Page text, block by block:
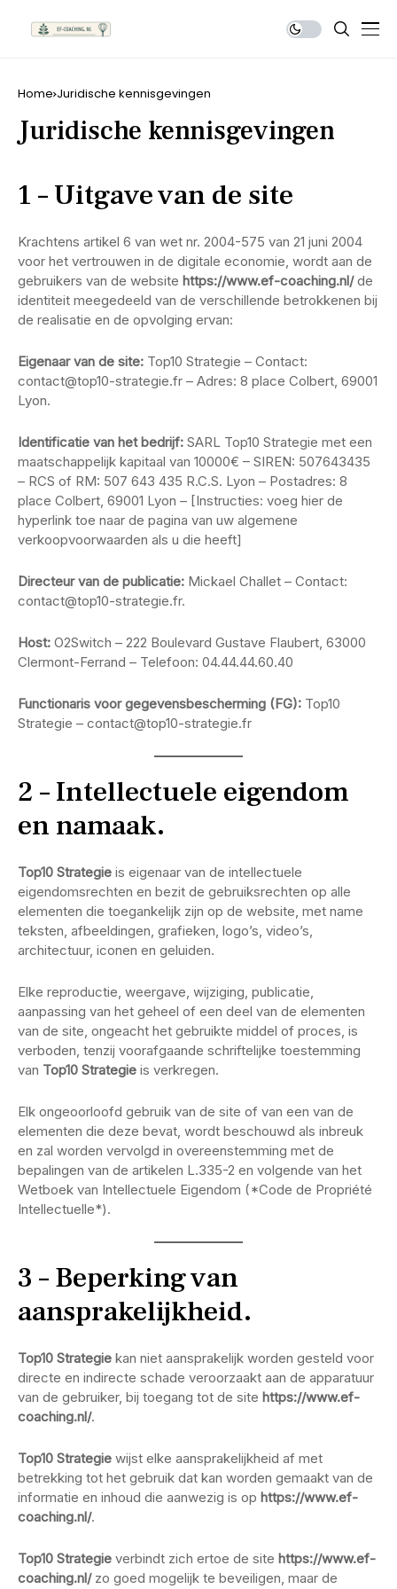
Home Juridische kennisgevingen
Juridische kennisgevingen
1 – Uitgave van de site
Krachtens artikel 6 van wet nr. 2004-575 van 21 juni 2004
voor het vertrouwen in de digitale economie, wordt aan de
gebruikers van de website https://www.ef-coaching.nl/de
identiteit meegedeeld van de verschillende betrokkenen bij
de realisatie en de opvolging ervan:
Eigenaar van de site: Top10 Strategie – Contact:
contact@top10-strategie.fr – Adres: 8 place Colbert, 69001
Lyon.
Identificatie van het bedrijf: SARL Top10 Strategie met een
maatschappelijk kapitaal van 10000€ – SIREN: 507643435
– RCS of RM: 507 643 435 R.C.S. Lyon – Postadres: 8
place Colbert, 69001 Lyon – [Instructies: voeg hier de
hyperlink toe naar de pagina van uw algemene
verkoopvoorwaarden als u die heeft]
Directeur van de publicatie: Mickael Challet – Contact:
contact@top10-strategie.fr.
Host: O2Switch – 222 Boulevard Gustave Flaubert, 63000
Clermont-Ferrand – Telefoon: 04.44.44.60.40
Functionaris voor gegevensbescherming (FG): Top10
Strategie – contact@top10-strategie.fr
2 – Intellectuele eigendom
en namaak.
Top10 Strategie is eigenaar van de intellectuele
eigendomsrechten en bezit de gebruiksrechten op alle
elementen die toegankelijk zijn op de website, met name
teksten, afbeeldingen, grafieken, logo’s, video’s,
architectuur, iconen en geluiden.
Elke reproductie, weergave, wijziging, publicatie,
aanpassing van het geheel of een deel van de elementen
van de site, ongeacht het gebruikte middel of proces, is
verboden, tenzij voorafgaande schriftelijke toestemming
van Top10 Strategie is verkregen.
Elk ongeoorloofd gebruik van de site of van een van de
elementen die deze bevat, wordt beschouwd als inbreuk
en zal worden vervolgd in overeenstemming met de
bepalingen van de artikelen L.335-2 en volgende van het
Wetboek van Intellectuele Eigendom (*Code de Propriété
Intellectuelle*).
3 – Beperking van
aansprakelijkheid.
Top10 Strategie kan niet aansprakelijk worden gesteld voor
directe en indirecte schade veroorzaakt aan de apparatuur
van de gebruiker, bij toegang tot de site https://www.ef-
coaching.nl/.
Top10 Strategie wijst elke aansprakelijkheid af met
betrekking tot het gebruik dat kan worden gemaakt van de
informatie en inhoud die aanwezig is op https://www.ef-
coaching.nl/.
Top10 Strategie verbindt zich ertoe de site https://www.ef-
coaching.nl/zo goed mogelijk te beveiligen, maar de